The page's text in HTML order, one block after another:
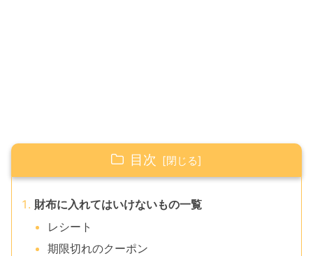
目次
財布に入れてはいけないもの一覧
レシート
期限切れのクーポン